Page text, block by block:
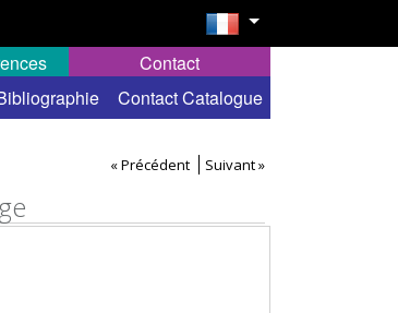
Contact Catalogue
Contact
« Précédent Suivant »